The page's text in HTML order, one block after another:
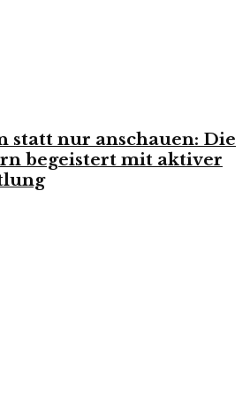
statt nur anschauen: Die
begeistert mit aktiver